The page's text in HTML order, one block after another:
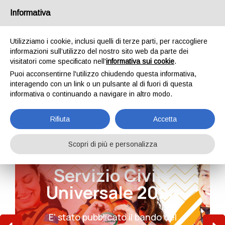
Dal 1984, al fianco
di chi ha bisogno
Siamo volontari, professionisti e
Servizio Civile
Universale 2026
E' stato pubblicato il bando del
Dal 1984, al fianco
di chi ha bisogno
Siamo volontari, professionisti e
Servizio Civile
Universale 2026
E' stato pubblicato il bando del
Informativa
Utilizziamo i cookie, inclusi quelli di terze parti, per raccogliere
informazioni sull’utilizzo del nostro sito web da parte dei
visitatori come specificato nell'informativa sui cookie.
Puoi acconsentirne l'utilizzo chiudendo questa informativa,
interagendo con un link o un pulsante al di fuori di questa
informativa o continuando a navigare in altro modo.
Rifiuta Accetta
Scopri di più e personalizza